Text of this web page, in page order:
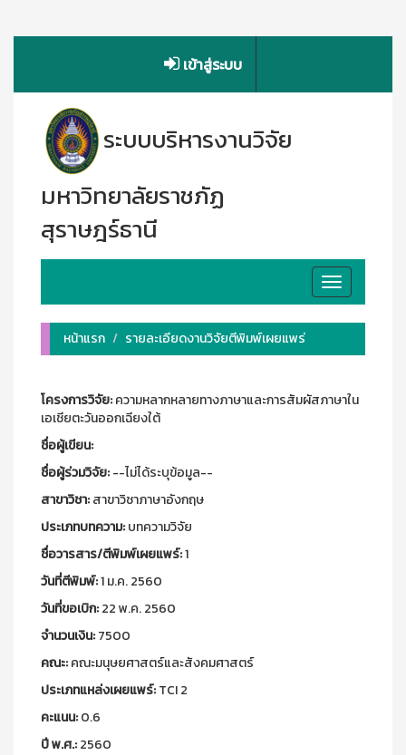
เข้าสู่ระบบ
ระบบบริหารงานวิจัย
มหาวิทยาลัยราชภัฏ
สุราษฎร์ธานี
Toggle
navigation
หน้าแรก
รายละเอียดงานวิจัยตีพิมพ์เผยแพร่
โครงการวิจัย:ความหลากหลายทางภาษาและการสัมผัสภาษาใน
เอเชียตะวันออกเฉียงใต้
ชื่อผู้เขียน:
ชื่อผู้ร่วมวิจัย:--ไม่ได้ระบุข้อมูล--
สาขาวิชา:สาขาวิชาภาษาอังกฤษ
ประเภทบทความ:บทความวิจัย
ชื่อวารสาร/ตีพิมพ์เผยแพร์:1
วันที่ตีพิมพ์:1 ม.ค. 2560
วันที่ขอเบิก:22 พ.ค. 2560
จำนวนเงิน:7500
คณะ:คณะมนุษยศาสตร์และสังคมศาสตร์
ประเภทแหล่งเผยแพร์:TCI 2
คะแนน:0.6
ปี พ.ศ.:2560